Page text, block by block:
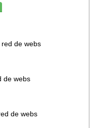
de webs
de webs
de webs